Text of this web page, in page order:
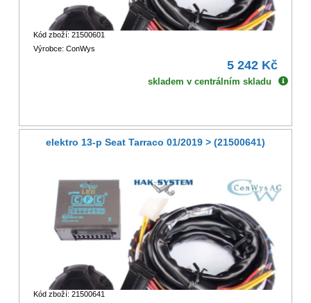
Kód zboží: 21500601
Výrobce: ConWys
5 242 Kč
skladem v centrálním skladu
elektro 13-p Seat Tarraco 01/2019 > (21500641)
Kód zboží: 21500641